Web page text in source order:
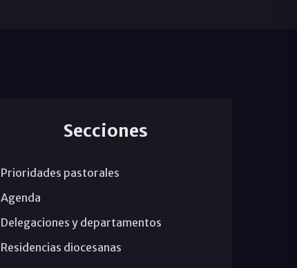
Secciones
Prioridades pastorales
Agenda
Delegaciones y departamentos
Residencias diocesanas